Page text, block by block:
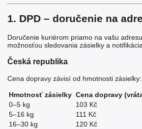
1. DPD – doručenie na
Doručenie kuriérom priamo na vašu
možnosťou sledovania zásielky a
Česká republika
Cena dopravy závisí od hmotnosti zásielky:
Hmotnosť zásielky Cena dopravy
0–5 kg
103 Kč
5–16 kg
111 Kč
16–30 kg
120 Kč